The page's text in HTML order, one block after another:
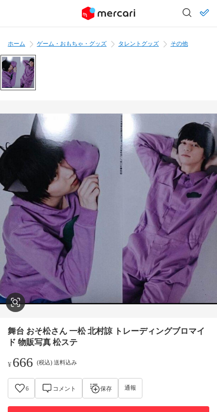
ホーム ゲーム・おもちゃ・グッズ タレントグッズ その他
舞台 おそ松さん 一松 北村諒 トレーディングブロマイ
ド 物販写真 松ステ
¥666 (税込) 送料込み
6 コメント 保存 通報